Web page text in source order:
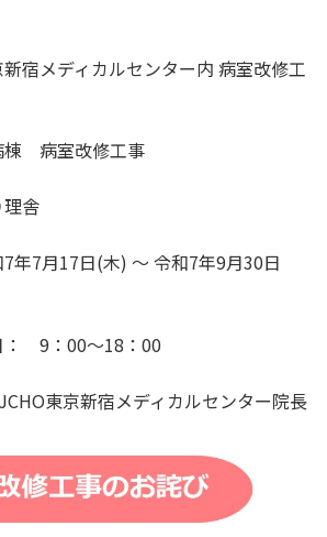
宿メディカルセンター内 病室改修工
病室改修工事
理舎
7月17日(木) ～ 令和7年9月30日
9：00～18：00
JCHO東京新宿メディカルセンター院長